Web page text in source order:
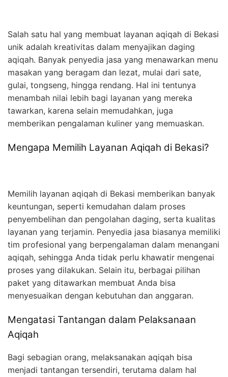
Salah satu hal yang membuat layanan aqiqah di Bekasi
unik adalah kreativitas dalam menyajikan daging
aqiqah. Banyak penyedia jasa yang menawarkan menu
masakan yang beragam dan lezat, mulai dari sate,
gulai, tongseng, hingga rendang. Hal ini tentunya
menambah nilai lebih bagi layanan yang mereka
tawarkan, karena selain memudahkan, juga
memberikan pengalaman kuliner yang memuaskan.
Mengapa Memilih Layanan Aqiqah di Bekasi?
Memilih layanan aqiqah di Bekasi memberikan banyak
keuntungan, seperti kemudahan dalam proses
penyembelihan dan pengolahan daging, serta kualitas
layanan yang terjamin. Penyedia jasa biasanya memiliki
tim profesional yang berpengalaman dalam menangani
aqiqah, sehingga Anda tidak perlu khawatir mengenai
proses yang dilakukan. Selain itu, berbagai pilihan
paket yang ditawarkan membuat Anda bisa
menyesuaikan dengan kebutuhan dan anggaran.
Mengatasi Tantangan dalam Pelaksanaan
Aqiqah
Bagi sebagian orang, melaksanakan aqiqah bisa
menjadi tantangan tersendiri, terutama dalam hal